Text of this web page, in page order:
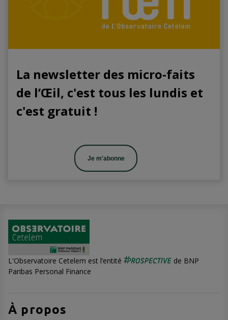
La newsletter des micro-faits
de l’Œil, c'est tous les lundis et
c'est gratuit !
Je m'abonne
L'Observatoire Cetelem est l’entité
de BNP
Paribas Personal Finance
À propos